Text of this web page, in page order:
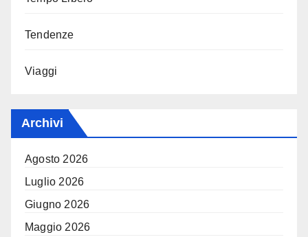
Tendenze
Viaggi
Archivi
Agosto 2026
Luglio 2026
Giugno 2026
Maggio 2026